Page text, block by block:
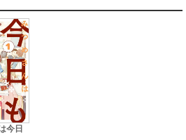
今日